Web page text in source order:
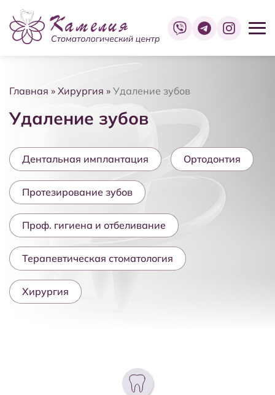
О клинике
Новости
Контакты
Главная » Хирургия » Удаление зубов
Удаление зубов
Дентальная имплантация Ортодонтия
Протезирование зубов
Проф. гигиена и отбеливание
Терапевтическая стоматология
Хирургия